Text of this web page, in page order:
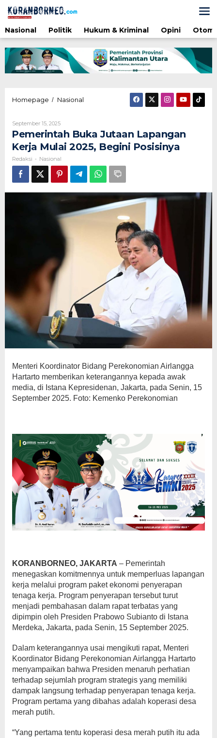
konten
Nasional
Politik Hukum & Kriminal Opini
Homepage / Nasional
Kerja
Mulai
2025,
Posisinya
September 15, 2025Oleh
Redaksi
Pemerintah Buka Jutaan Lapangan
Kerja Mulai 2025, Begini Posisinya
Redaksi - Nasional
Menteri Koordinator Bidang Perekonomian Airlangga
Hartarto memberikan keterangannya kepada awak
media, di Istana Kepresidenan, Jakarta, pada Senin, 15
September 2025. Foto: Kemenko Perekonomian
KORANBORNEO, JAKARTA – Pemerintah
menegaskan komitmennya untuk memperluas lapangan
kerja melalui program paket ekonomi penyerapan
tenaga kerja. Program penyerapan tersebut turut
menjadi pembahasan dalam rapat terbatas yang
dipimpin oleh Presiden Prabowo Subianto di Istana
Merdeka, Jakarta, pada Senin, 15 September 2025.
Dalam keterangannya usai mengikuti rapat, Menteri
Koordinator Bidang Perekonomian Airlangga Hartarto
menyampaikan bahwa Presiden menaruh perhatian
terhadap sejumlah program strategis yang memiliki
dampak langsung terhadap penyerapan tenaga kerja.
Program pertama yang dibahas adalah koperasi desa
merah putih.
“Yang pertama tentu koperasi desa merah putih itu ada